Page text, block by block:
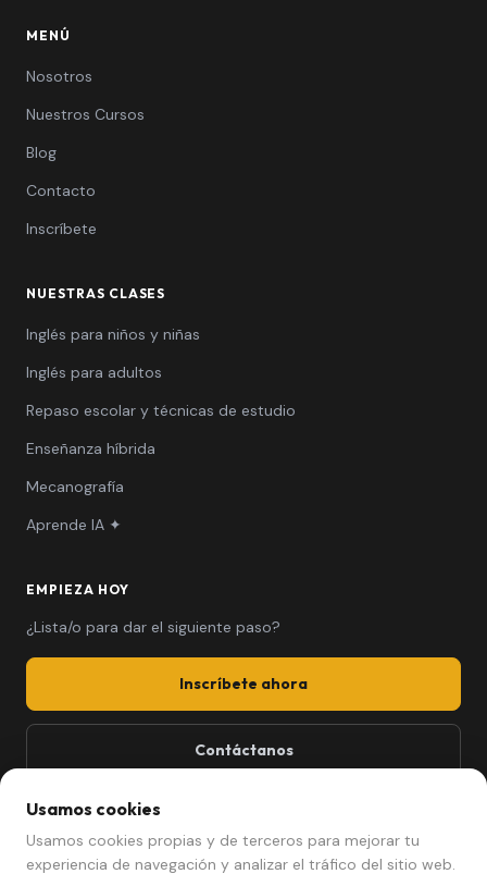
MENÚ
Nosotros
Nuestros Cursos
Blog
Contacto
Inscríbete
NUESTRAS CLASES
Inglés para niños y niñas
Inglés para adultos
Repaso escolar y técnicas de estudio
Enseñanza híbrida
Mecanografía
Aprende IA ✦
EMPIEZA HOY
¿Lista/o para dar el siguiente paso?
Inscríbete ahora
Contáctanos
661 494 279
Usamos cookies
Usamos cookies propias y de terceros para mejorar tu
experiencia de navegación y analizar el tráfico del sitio web.